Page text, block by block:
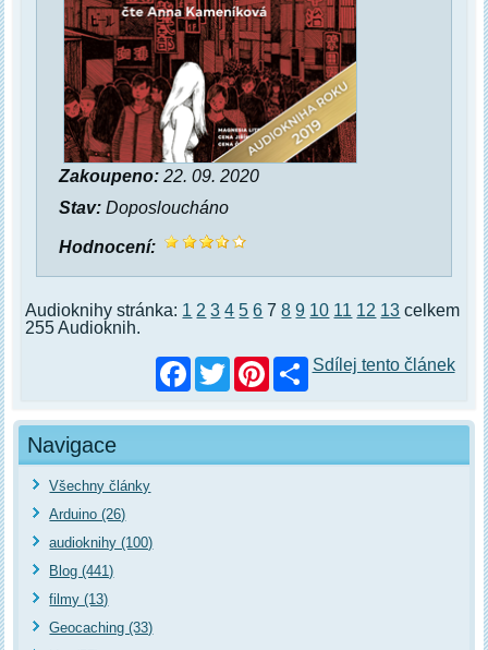
Zakoupeno: 22. 09. 2020
Stav: Doposloucháno
Hodnocení:
Audioknihy stránka: 1 2 3 4 5 6 78 9 10 11 12 13 celkem
255 Audioknih.
Facebook
TwitterPinterestSdílej tento článek
Navigace
Všechny články
Arduino (26)
audioknihy (100)
Blog (441)
filmy (13)
Geocaching (33)